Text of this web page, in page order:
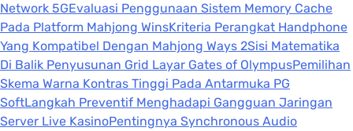
Network 5GEvaluasi Penggunaan Sistem Memory Cache
Pada Platform Mahjong WinsKriteria Perangkat Handphone
Yang Kompatibel Dengan Mahjong Ways 2Sisi Matematika
Di Balik Penyusunan Grid Layar Gates of OlympusPemilihan
Skema Warna Kontras Tinggi Pada Antarmuka PG
SoftLangkah Preventif Menghadapi Gangguan Jaringan
Server Live KasinoPentingnya Synchronous Audio